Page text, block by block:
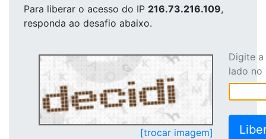
Para liberar o acesso do IP 216.73.216.109,
responda ao desafio abaixo.
[trocar imagem]
Digite
lado no